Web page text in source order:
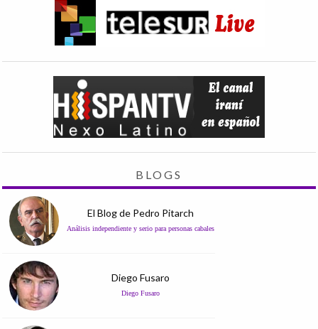
BLOGS
El Blog de Pedro Pitarch
Análisis independiente y serio para personas cabales
Diego Fusaro
Diego Fusaro